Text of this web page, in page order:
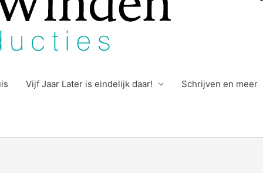
Vijf Jaar Later is eindelijk daar! Schrijven en meer